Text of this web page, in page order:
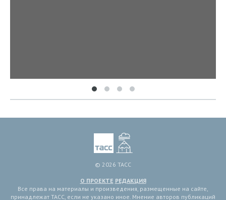
© 2026 ТАСС
О ПРОЕКТЕ РЕДАКЦИЯ
Все права на материалы и произведения, размещенные на сайте,
принадлежат ТАСС, если не указано иное. Мнение авторов публикаций